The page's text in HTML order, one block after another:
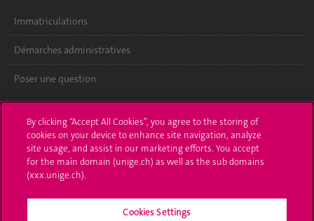
Immatriculations
Démarches administratives
Poser une question
UNIGE Mobile
Médias
Offres d'emploi
By clicking “Accept All Cookies”, you agree to the storing of
cookies on your device to enhance site navigation, analyze
site usage, and assist in our marketing efforts. You accept
for the main domain (unige.ch) as well as the sub domains
(xxx.unige.ch).
Cookies Settings